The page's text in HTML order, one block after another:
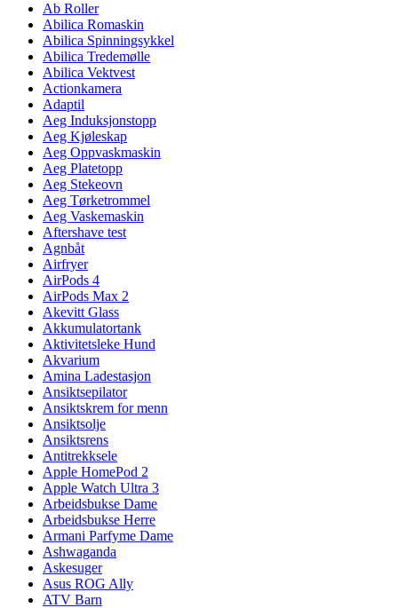
Ab Roller
Abilica Romaskin
Abilica Spinningsykkel
Abilica Tredemølle
Abilica Vektvest
Actionkamera
Adaptil
Aeg Induksjonstopp
Aeg Kjøleskap
Aeg Oppvaskmaskin
Aeg Platetopp
Aeg Stekeovn
Aeg Tørketrommel
Aeg Vaskemaskin
Aftershave test
Agnbåt
Airfryer
AirPods 4
AirPods Max 2
Akevitt Glass
Akkumulatortank
Aktivitetsleke Hund
Akvarium
Amina Ladestasjon
Ansiktsepilator
Ansiktskrem for menn
Ansiktsolje
Ansiktsrens
Antitrekksele
Apple HomePod 2
Apple Watch Ultra 3
Arbeidsbukse Dame
Arbeidsbukse Herre
Armani Parfyme Dame
Ashwaganda
Askesuger
Asus ROG Ally
ATV Barn